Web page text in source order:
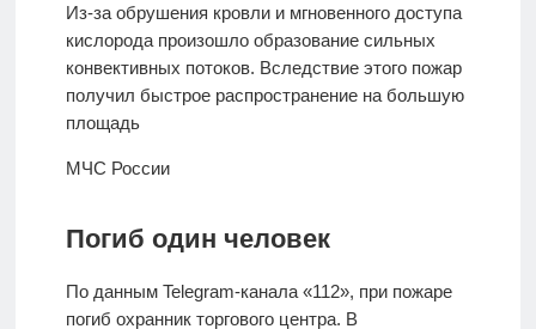
Из-за обрушения кровли и мгновенного доступа
кислорода произошло образование сильных
конвективных потоков. Вследствие этого пожар
получил быстрое распространение на большую
площадь
МЧС России
Погиб один человек
По данным Telegram-канала «112», при пожаре
погиб охранник торгового центра. В